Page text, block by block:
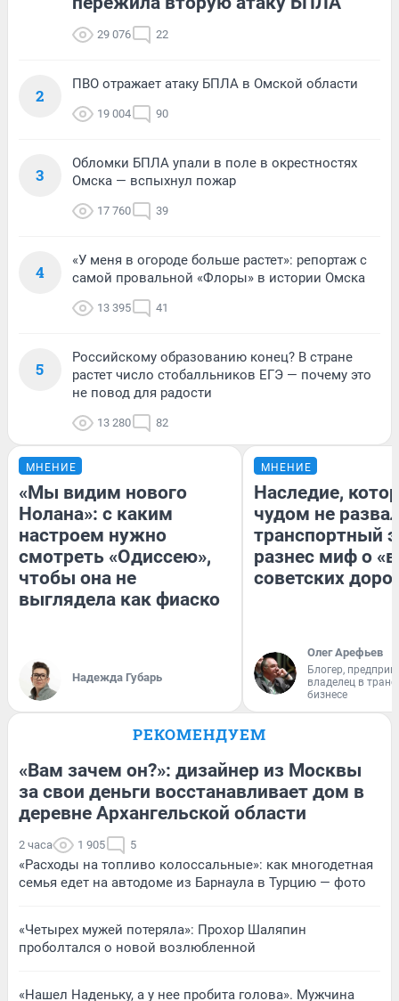
29 076 22
2
ПВО отражает атаку БПЛА в Омской области
19 004 90
3
Обломки БПЛА упали в поле в окрестностях
Омска — вспыхнул пожар
17 760 39
4
«У меня в огороде больше растет»: репортаж с
самой провальной «Флоры» в истории Омска
13 395 41
5
Российскому образованию конец? В стране
растет число стобалльников ЕГЭ — почему это
не повод для радости
13 280 82
МНЕНИЕ
«Мы видим нового
Нолана»: с каким
настроем нужно
смотреть «Одиссею»,
чтобы она не
выглядела как фиаско
Надежда Губарь
МНЕНИЕ
Наследие,
чудом не
транспортный
разнес миф о
советских
Олег Арефьев
Блогер,
владелец в
бизнесе
РЕКОМЕНДУЕМ
«Вам зачем он?»: дизайнер из Москвы
за свои деньги восстанавливает дом в
деревне Архангельской области
2 часа 1 905 5
«Расходы на топливо колоссальные»: как многодетная
семья едет на автодоме из Барнаула в Турцию — фото
«Четырех мужей потеряла»: Прохор Шаляпин
проболтался о новой возлюбленной
«Нашел Наденьку, а у нее пробита голова». Мужчина